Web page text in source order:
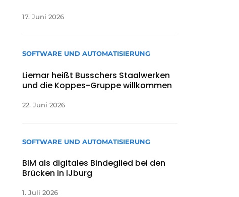
17. Juni 2026
SOFTWARE UND AUTOMATISIERUNG
Liemar heißt Busschers Staalwerken
und die Koppes-Gruppe willkommen
22. Juni 2026
SOFTWARE UND AUTOMATISIERUNG
BIM als digitales Bindeglied bei den
Brücken in IJburg
1. Juli 2026